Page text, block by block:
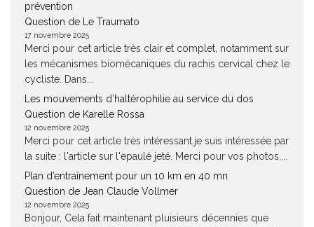
prévention
Question de Le Traumato
17 novembre 2025
Merci pour cet article très clair et complet, notamment sur
les mécanismes biomécaniques du rachis cervical chez le
cycliste. Dans...
Les mouvements d’haltérophilie au service du dos
Question de Karelle Rossa
12 novembre 2025
Merci pour cet article très intéressant.je suis intéressée par
la suite : l'article sur l'epaulé jeté. Merci pour vos photos,...
Plan d’entraînement pour un 10 km en 40 mn
Question de Jean Claude Vollmer
12 novembre 2025
Bonjour, Cela fait maintenant pluisieurs décennies que